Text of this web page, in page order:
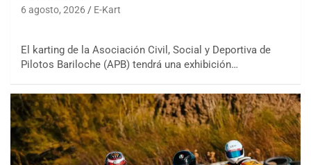
6 agosto, 2026 E-Kart
El karting de la Asociación Civil, Social y Deportiva de
Pilotos Bariloche (APB) tendrá una exhibición…